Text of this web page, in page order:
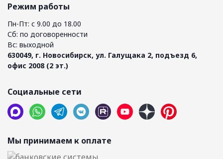
Режим работы
Пн-Пт: с 9.00 до 18.00
Сб: по договоренности
Вс: выходной
630049, г. Новосибирск, ул. Галущака 2, подъезд 6,
офис 2008 (2 эт.)
Мы принимаем к оплате
Социальные сети